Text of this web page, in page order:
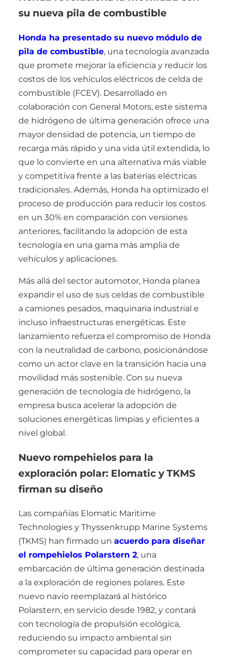
su nueva pila de combustible
Honda ha presentado su nuevo módulo de
pila de combustible, una tecnología avanzada
que promete mejorar la eficiencia y reducir los
costos de los vehículos eléctricos de celda de
combustible (FCEV). Desarrollado en
colaboración con General Motors, este sistema
de hidrógeno de última generación ofrece una
mayor densidad de potencia, un tiempo de
recarga más rápido y una vida útil extendida, lo
que lo convierte en una alternativa más viable
y competitiva frente a las baterías eléctricas
tradicionales. Además, Honda ha optimizado el
proceso de producción para reducir los costos
en un 30% en comparación con versiones
anteriores, facilitando la adopción de esta
tecnología en una gama más amplia de
vehículos y aplicaciones.
Más allá del sector automotor, Honda planea
expandir el uso de sus celdas de combustible
a camiones pesados, maquinaria industrial e
incluso infraestructuras energéticas. Este
lanzamiento refuerza el compromiso de Honda
con la neutralidad de carbono, posicionándose
como un actor clave en la transición hacia una
movilidad más sostenible. Con su nueva
generación de tecnología de hidrógeno, la
empresa busca acelerar la adopción de
soluciones energéticas limpias y eficientes a
nivel global.
Nuevo rompehielos para la
exploración polar: Elomatic y TKMS
firman su diseño
Las compañías Elomatic Maritime
Technologies y Thyssenkrupp Marine Systems
(TKMS) han firmado un acuerdo para diseñar
el rompehielos Polarstern 2, una
embarcación de última generación destinada
a la exploración de regiones polares. Este
nuevo navío reemplazará al histórico
Polarstern, en servicio desde 1982, y contará
con tecnología de propulsión ecológica,
reduciendo su impacto ambiental sin
comprometer su capacidad para operar en